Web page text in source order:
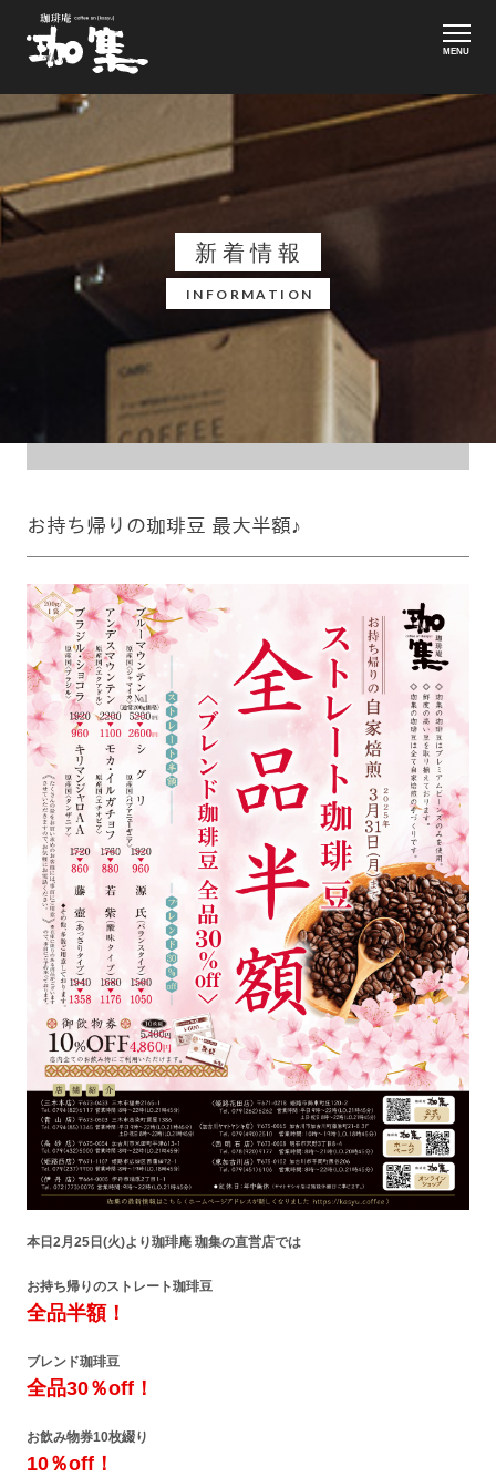
MENU
新着情報
INFORMATION
お持ち帰りの珈琲豆 最大半額♪
本日2月25日(火)より珈琲庵 珈集の直営店では
お持ち帰りのストレート珈琲豆
全品半額！
ブレンド珈琲豆
全品30％off！
お飲み物券10枚綴り
10％off！